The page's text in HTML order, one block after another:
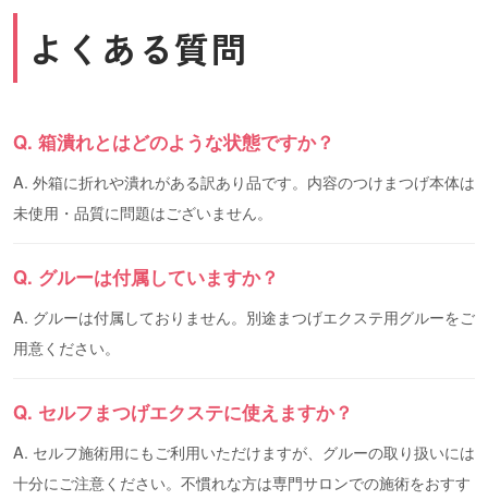
よくある質問
Q. 箱潰れとはどのような状態ですか？
A. 外箱に折れや潰れがある訳あり品です。内容のつけまつげ本体は
未使用・品質に問題はございません。
Q. グルーは付属していますか？
A. グルーは付属しておりません。別途まつげエクステ用グルーをご
用意ください。
Q. セルフまつげエクステに使えますか？
A. セルフ施術用にもご利用いただけますが、グルーの取り扱いには
十分にご注意ください。不慣れな方は専門サロンでの施術をおすす